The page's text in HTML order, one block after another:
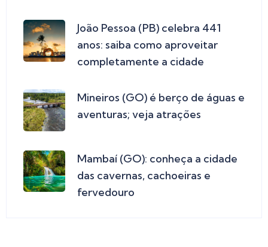
João Pessoa (PB) celebra 441
anos: saiba como aproveitar
completamente a cidade
Mineiros (GO) é berço de águas e
aventuras; veja atrações
Mambaí (GO): conheça a cidade
das cavernas, cachoeiras e
fervedouro